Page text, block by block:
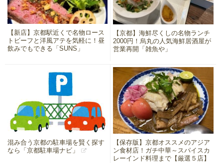
【新店】京都駅近くで名物ロース
トビーフと洋風アテを気軽に！昼
飲みでもできる「SUNS」
【京都】海鮮尽くしの名物ランチ
2000円！烏丸の人気海鮮居酒屋が
営業再開「雑魚や」
混み合う京都の駐車場を賢く探す
なら「京都駐車場ナビ」
【保存版】京都オススメのアジア
ン食材店！ガチ中華～スパイスカ
レーインド料理まで【厳選５店】